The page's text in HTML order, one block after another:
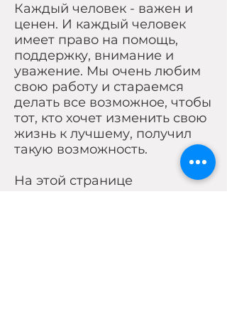
Каждый человек - важен и
ценен. И каждый человек
имеет право на помощь,
поддержку, внимание и
уважение. Мы очень любим
свою работу и стараемся
делать все возможное, чтобы
тот, кто хочет изменить свою
жизнь к лучшему, получил
такую возможность.
На этой странице